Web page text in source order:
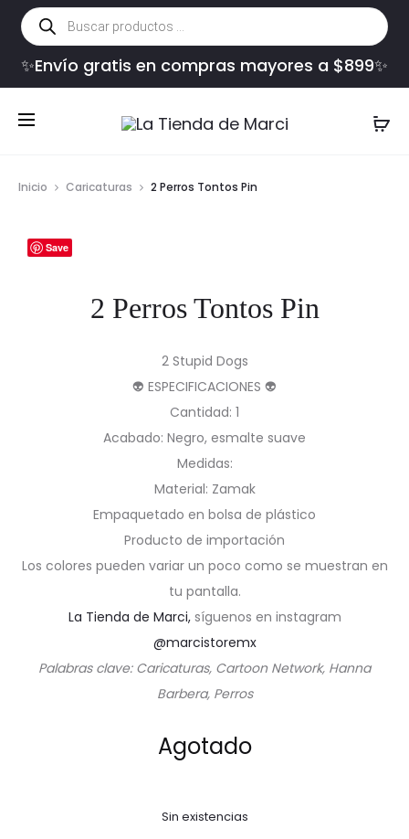
Búsqueda
de
productos
✨Envío gratis en compras mayores a $899✨
Inicio Caricaturas 2 Perros Tontos Pin
Save
2 Perros Tontos Pin
2 Stupid Dogs
👽 ESPECIFICACIONES 👽
Cantidad: 1
Acabado: Negro, esmalte suave
Medidas:
Material: Zamak
Empaquetado en bolsa de plástico
Producto de importación
Los colores pueden variar un poco como se muestran en
tu pantalla.
La Tienda de Marci, síguenos en instagram
@marcistoremx
Palabras clave: Caricaturas, Cartoon Network, Hanna
Barbera, Perros
Agotado
Sin existencias